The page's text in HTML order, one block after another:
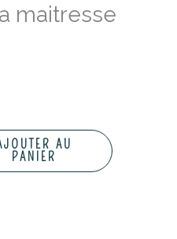
maitresse
AU
PANIER